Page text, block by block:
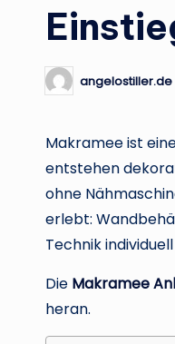
Posted
by
angelostiller.de
Makramee ist
entstehen
ohne
erlebt:
Technik
Die Makramee
heran.